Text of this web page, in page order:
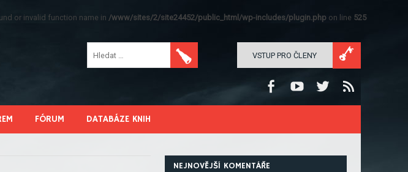
or invalid function name in /www/sites/2/site24452/public_html/wp-includes/plugin.php on line 525
VSTUP PRO ČLENY
FÓRUM DATABÁZE KNIH
NEJNOVĚJŠÍ KOMENTÁŘE